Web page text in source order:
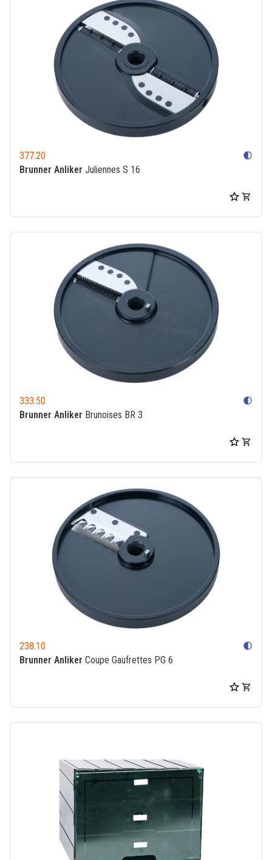
377.20 contrast
Brunner Anliker Juliennes S 16
333.50 contrast
Brunner Anliker Brunoises BR 3
238.10 contrast
Brunner Anliker Coupe Gaufrettes PG 6